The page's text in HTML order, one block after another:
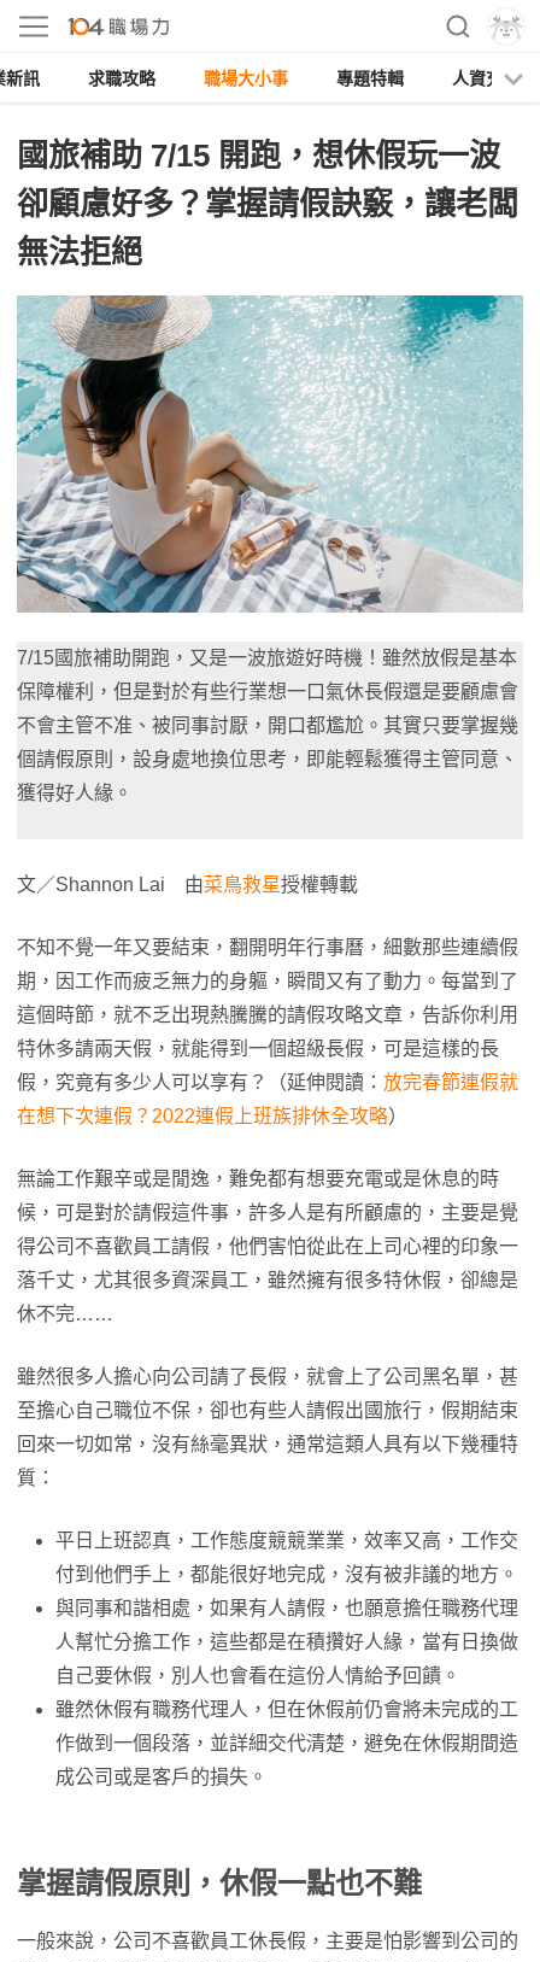
新訊 求職攻略 職場大小事 專題特輯 人資充電
國旅補助 7/15 開跑，想休假玩一波
卻顧慮好多？掌握請假訣竅，讓老闆
無法拒絕
7/15國旅補助開跑，又是一波旅遊好時機！雖然放假是基本
保障權利，但是對於有些行業想一口氣休長假還是要顧慮會
不會主管不准、被同事討厭，開口都尷尬。其實只要掌握幾
個請假原則，設身處地換位思考，即能輕鬆獲得主管同意、
獲得好人緣。
文／Shannon Lai 由菜鳥救星授權轉載
不知不覺一年又要結束，翻開明年行事曆，細數那些連續假
期，因工作而疲乏無力的身軀，瞬間又有了動力。每當到了
這個時節，就不乏出現熱騰騰的請假攻略文章，告訴你利用
特休多請兩天假，就能得到一個超級長假，可是這樣的長
假，究竟有多少人可以享有？（延伸閱讀： 放完春節連假就
在想下次連假？2022連假上班族排休全攻略）
無論工作艱辛或是閒逸，難免都有想要充電或是休息的時
候，可是對於請假這件事，許多人是有所顧慮的，主要是覺
得公司不喜歡員工請假，他們害怕從此在上司心裡的印象一
落千丈，尤其很多資深員工，雖然擁有很多特休假，卻總是
休不完……
雖然很多人擔心向公司請了長假，就會上了公司黑名單，甚
至擔心自己職位不保，卻也有些人請假出國旅行，假期結束
回來一切如常，沒有絲毫異狀，通常這類人具有以下幾種特
質：
平日上班認真，工作態度競競業業，效率又高，工作交
付到他們手上，都能很好地完成，沒有被非議的地方。
與同事和諧相處，如果有人請假，也願意擔任職務代理
人幫忙分擔工作，這些都是在積攢好人緣，當有日換做
自己要休假，別人也會看在這份人情給予回饋。
雖然休假有職務代理人，但在休假前仍會將未完成的工
作做到一個段落，並詳細交代清楚，避免在休假期間造
成公司或是客戶的損失。
掌握請假原則，休假一點也不難
一般來說，公司不喜歡員工休長假，主要是怕影響到公司的